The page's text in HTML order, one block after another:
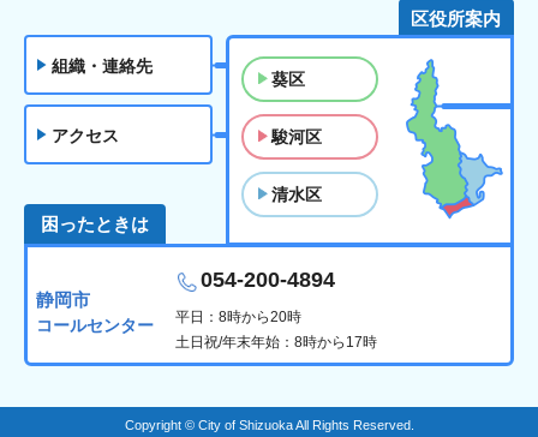
組織・連絡先
アクセス
区役所案内
葵区
駿河区
清水区
困ったときは
静岡市
コールセンター
054-200-4894
平日：8時から20時
土日祝/年末年始：8時から17時
Copyright © City of Shizuoka All Rights Reserved.